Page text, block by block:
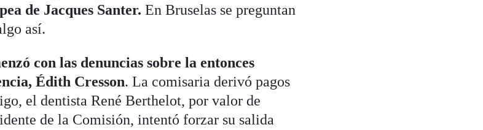
de Jacques Santer. En Bruselas se preguntan
así.
con las denuncias sobre la entonces
Édith Cresson. La comisaria derivó pagos
el dentista René Berthelot, por valor de
de la Comisión, intentó forzar su salida